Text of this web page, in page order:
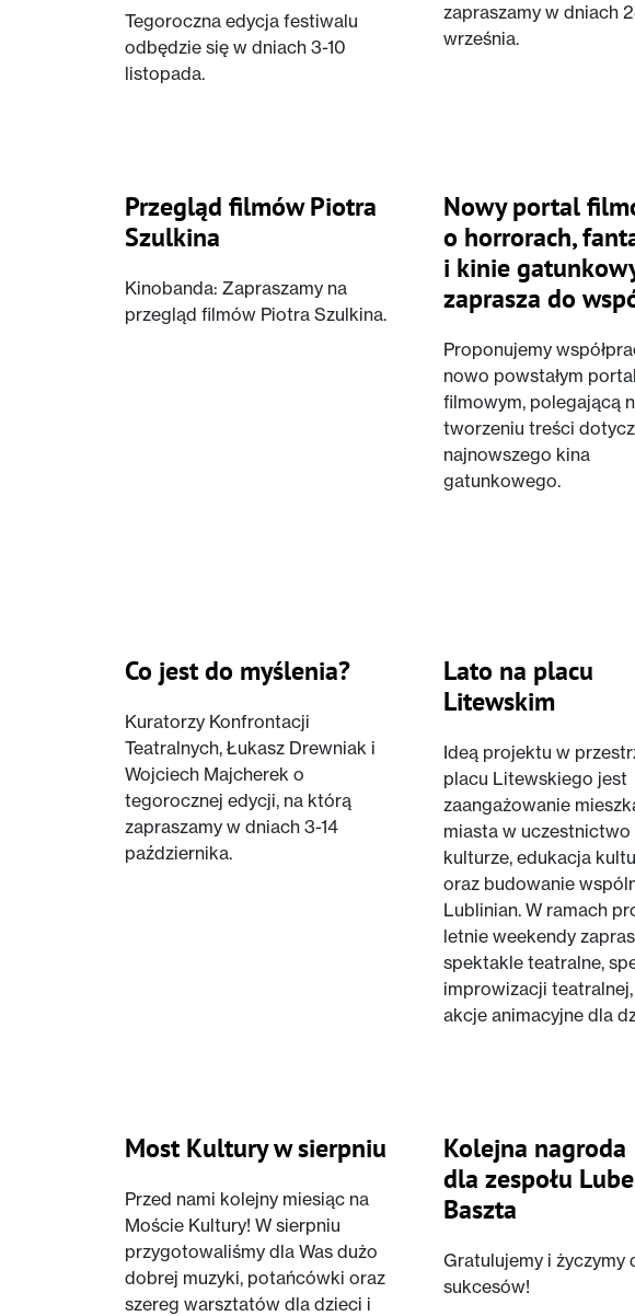
Tegoroczna edycja festiwalu
odbędzie się w dniach 3-10
listopada.
zapraszamy w dniach
września.
Przegląd filmów Piotra
Szulkina
Kinobanda: Zapraszamy na
przegląd filmów Piotra Szulkina.
Nowy portal
o horrorach,
i kinie
zaprasza do
Proponujemy
nowo powstałym
filmowym, polegającą
tworzeniu treści
najnowszego kina
gatunkowego.
Co jest do myślenia?
Kuratorzy Konfrontacji
Teatralnych, Łukasz Drewniak i
Wojciech Majcherek o
tegorocznej edycji, na którą
zapraszamy w dniach 3-14
października.
Lato na placu
Litewskim
Ideą projektu w
placu Litewskiego jest
zaangażowanie
miasta w uczestnictwo
kulturze, edukacja
oraz budowanie
Lublinian. W ramach
letnie weekendy
spektakle teatralne,
improwizacji
akcje animacyjne dla
Most Kultury w sierpniu
Przed nami kolejny miesiąc na
Moście Kultury! W sierpniu
przygotowaliśmy dla Was dużo
dobrej muzyki, potańcówki oraz
szereg warsztatów dla dzieci i
Kolejna nagroda
dla zespołu
Baszta
Gratulujemy i życzymy
sukcesów!